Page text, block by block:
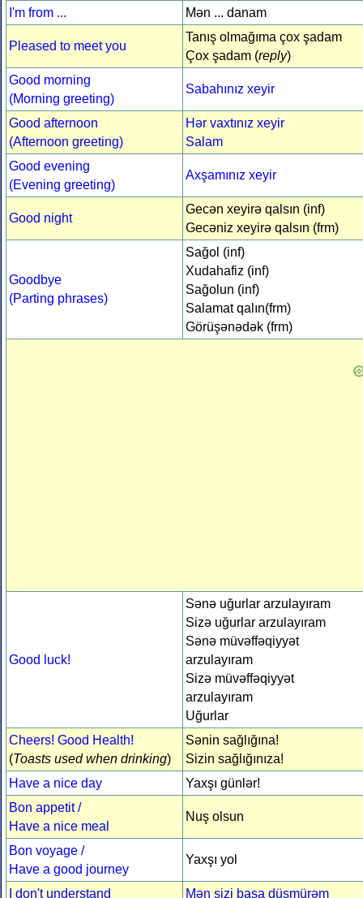
I'm from ...
Mən ... danam
Pleased to meet you
Tanış olmağıma çox şadam
Çox şadam (reply)
Good morning
(Morning greeting)
Sabahınız xeyir
Good afternoon
(Afternoon greeting)
Hər vaxtınız xeyir
Salam
Good evening
(Evening greeting)
Axşamınız xeyir
Good night
Gecən xeyirə qalsın (inf)
Gecəniz xeyirə qalsın (frm)
Goodbye
(Parting phrases)
Sağol (inf)
Xudahafiz (inf)
Sağolun (inf)
Salamat qalın(frm)
Görüşənədək (frm)
Good luck!
Sənə uğurlar arzulayıram
Sizə uğurlar arzulayıram
Sənə müvəffəqiyyət
arzulayıram
Sizə müvəffəqiyyət
arzulayıram
Uğurlar
Cheers! Good Health!
(Toasts used when drinking)
Sənin sağlığına!
Sizin sağlığınıza!
Have a nice day
Yaxşı günlər!
Bon appetit /
Have a nice meal
Nuş olsun
Bon voyage /
Have a good journey
Yaxşı yol
I don't understand
Mən sizi başa düşmürəm